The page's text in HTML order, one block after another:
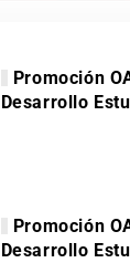
Promoción
Desarrollo
Promoción
Desarrollo